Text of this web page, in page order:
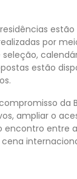
por
estão
da
ampliar o
encontro entre